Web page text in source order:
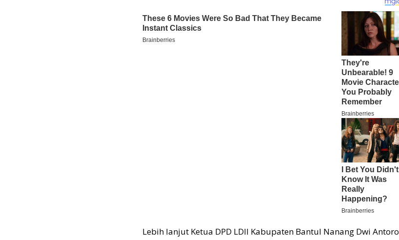
Lebih lanjut Ketua DPD LDII Kabupaten Bantul Nanang Dwi Antoro